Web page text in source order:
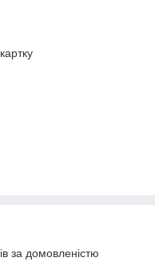
за домовленістю